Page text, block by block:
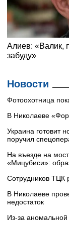
Новости
Фотоохотница
В Николаеве
Украина готовит
поручил
На въезде на
«Мицубиси»:
Сотрудников ТЦК
В Николаеве
недостаток
Из-за аномальной